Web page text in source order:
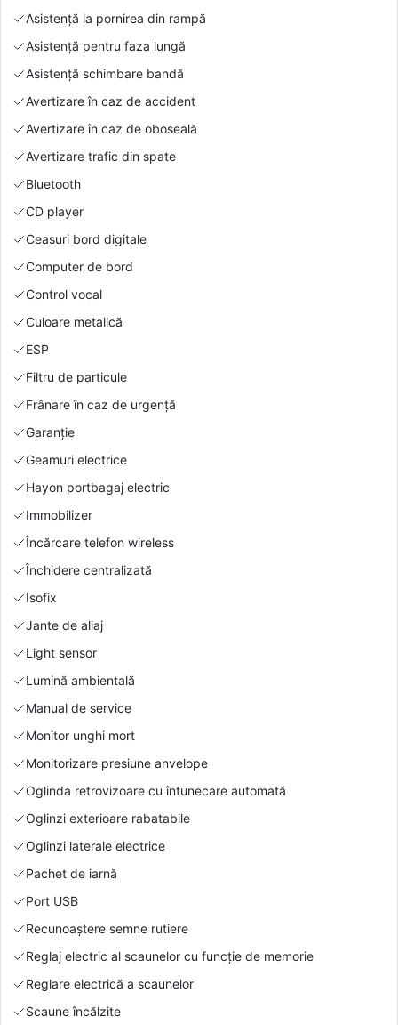
Asistență la pornirea din rampă
Asistență pentru faza lungă
Asistență schimbare bandă
Avertizare în caz de accident
Avertizare în caz de oboseală
Avertizare trafic din spate
Bluetooth
CD player
Ceasuri bord digitale
Computer de bord
Control vocal
Culoare metalică
ESP
Filtru de particule
Frânare în caz de urgență
Garanție
Geamuri electrice
Hayon portbagaj electric
Immobilizer
Încărcare telefon wireless
Închidere centralizată
Isofix
Jante de aliaj
Light sensor
Lumină ambientală
Manual de service
Monitor unghi mort
Monitorizare presiune anvelope
Oglinda retrovizoare cu întunecare automată
Oglinzi exterioare rabatabile
Oglinzi laterale electrice
Pachet de iarnă
Port USB
Recunoaștere semne rutiere
Reglaj electric al scaunelor cu funcție de memorie
Reglare electrică a scaunelor
Scaune încălzite